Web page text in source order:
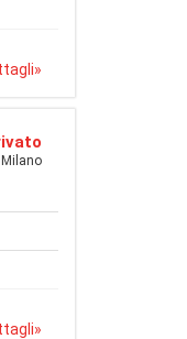
»
»